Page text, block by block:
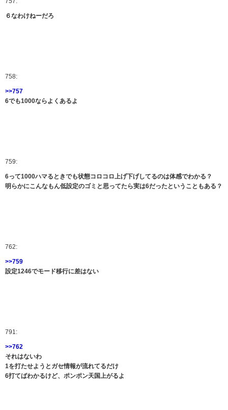
６なわけねーだろ
758:
>>757
6でも1000ならよくあるよ
759:
6って1000ハマるときでも状態コロコロ上げ下げしてるのは体感でわかる？
明らかにこんなもん低設定のゴミと思ってたら実は6だったということもある？
762:
>>759
設定1246でモード移行に差はない
791:
>>762
それはないわ
1を打たせようとガセ情報が流れてるだけ
6打てばわかるけど、ポンポン天国上がるよ